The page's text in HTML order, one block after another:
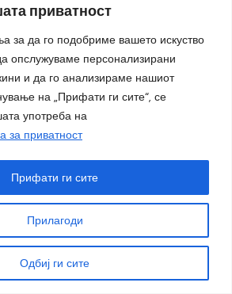
приватност
за да го подобриме вашето искуство
опслужуваме персонализирани
и да го анализираме нашиот
на „Прифати ги сите“, се
употреба на
за приватност
Прилагоди
Одбиј ги сите
Прифати ги сите
трибјут на Џими Хендрикс пред